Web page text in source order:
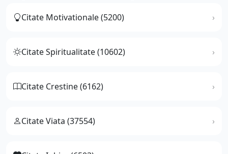
Citate Motivationale (5200)
Citate Spiritualitate (10602)
Citate Crestine (6162)
Citate Viata (37554)